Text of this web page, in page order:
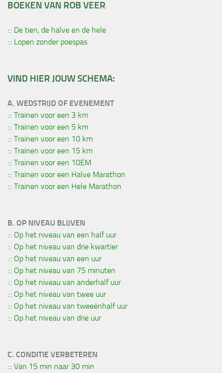
BOEKEN VAN ROB VEER
::: De tien, de halve en de hele
::: Lopen zonder poespas
VIND HIER JOUW SCHEMA:
A. WEDSTRIJD OF EVENEMENT
::: Trainen voor een 3 km
::: Trainen voor een 5 km
::: Trainen voor een 10 km
::: Trainen voor een 15 km
::: Trainen voor een 10EM
::: Trainen voor een Halve Marathon
::: Trainen voor een Hele Marathon
B. OP NIVEAU BLIJVEN
::: Op het niveau van een half uur
::: Op het niveau van drie kwartier
::: Op het niveau van een uur
::: Op het niveau van 75 minuten
::: Op het niveau van anderhalf uur
::: Op het niveau van twee uur
::: Op het niveau van tweeënhalf uur
::: Op het niveau van drie uur
C. CONDITIE VERBETEREN
::: Van 15 min naar 30 min